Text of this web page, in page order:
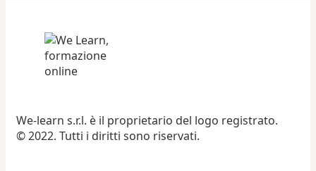
We-learn s.r.l. è il proprietario del logo registrato.
© 2022. Tutti i diritti sono riservati.